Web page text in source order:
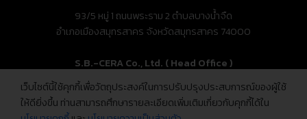
93/5 หมู่ 1 ถนนพระราม 2 ตำบลบางน้ำจืด
อำเภอเมืองสมุทรสาคร จังหวัดสมุทรสาคร 74000
S.B.-CERA Co., Ltd. ( Head Office )
93/5 Moo.1, Rama 2 Rd., Bang Nam Chuet,
Mueang Samut Sakhon, Samut Sakhon 74000, Thailand
เว็บไซต์นี้ใช้คุกกี้เพื่อวัตถุประสงค์ในการปรับปรุงประสบการณ์ของผู้ใช้
ให้ดียิ่งขึ้น ท่านสามารถศึกษารายละเอียดเพิ่มเติมเกี่ยวกับคุกกี้ได้ใน